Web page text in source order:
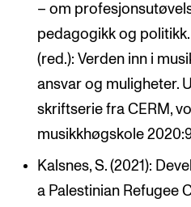
– om
pedagogikk og politikk.
(red.): Verden inn i
ansvar og muligheter.
skriftserie fra CERM,
musikkhøgskole
Kalsnes, S. (2021):
a Palestinian Refugee